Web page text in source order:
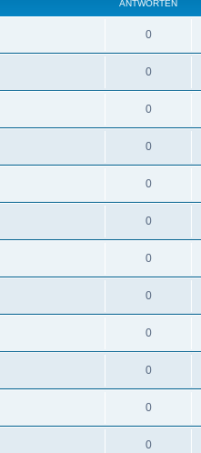
ANTWORTEN
0
0
0
0
0
0
0
0
0
0
0
0